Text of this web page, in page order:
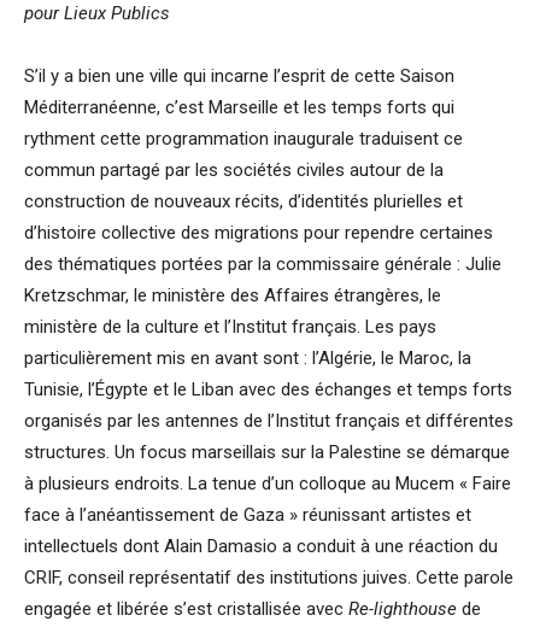
pour Lieux Publics
S’il y a bien une ville qui incarne l’esprit de cette Saison
Méditerranéenne, c’est Marseille et les temps forts qui
rythment cette programmation inaugurale traduisent ce
commun partagé par les sociétés civiles autour de la
construction de nouveaux récits, d’identités plurielles et
d’histoire collective des migrations pour rependre certaines
des thématiques portées par la commissaire générale : Julie
Kretzschmar, le ministère des Affaires étrangères, le
ministère de la culture et l’Institut français. Les pays
particulièrement mis en avant sont : l’Algérie, le Maroc, la
Tunisie, l’Égypte et le Liban avec des échanges et temps forts
organisés par les antennes de l’Institut français et différentes
structures. Un focus marseillais sur la Palestine se démarque
à plusieurs endroits. La tenue d’un colloque au Mucem « Faire
face à l’anéantissement de Gaza » réunissant artistes et
intellectuels dont Alain Damasio a conduit à une réaction du
CRIF, conseil représentatif des institutions juives. Cette parole
engagée et libérée s’est cristallisée avec Re-lighthouse de